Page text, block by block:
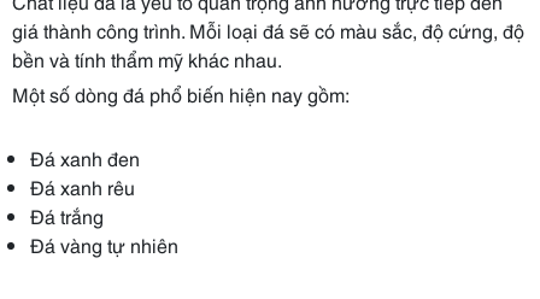
giá thành công trình. Mỗi loại đá sẽ có màu sắc, độ cứng, độ
bền và tính thẩm mỹ khác nhau.
Một số dòng đá phổ biến hiện nay gồm:
Đá xanh đen
Đá xanh rêu
Đá trắng
Đá vàng tự nhiên